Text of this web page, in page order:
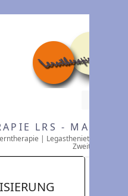
LRS - MARIE
| Legasthenietherapie |
Zweitsprache